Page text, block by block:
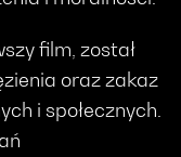
film, został
oraz zakaz
i społecznych.